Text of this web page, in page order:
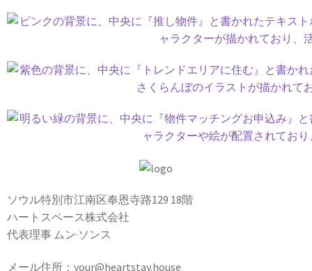
ソウル特別市江南区奉恩寺路129 18階
ハートスペース株式会社
代表理事 ムン·ソンス
メール住所：your@heartstay.house